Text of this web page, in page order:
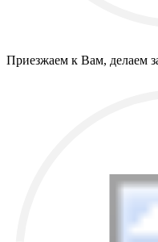
Приезжаем к Вам, делаем